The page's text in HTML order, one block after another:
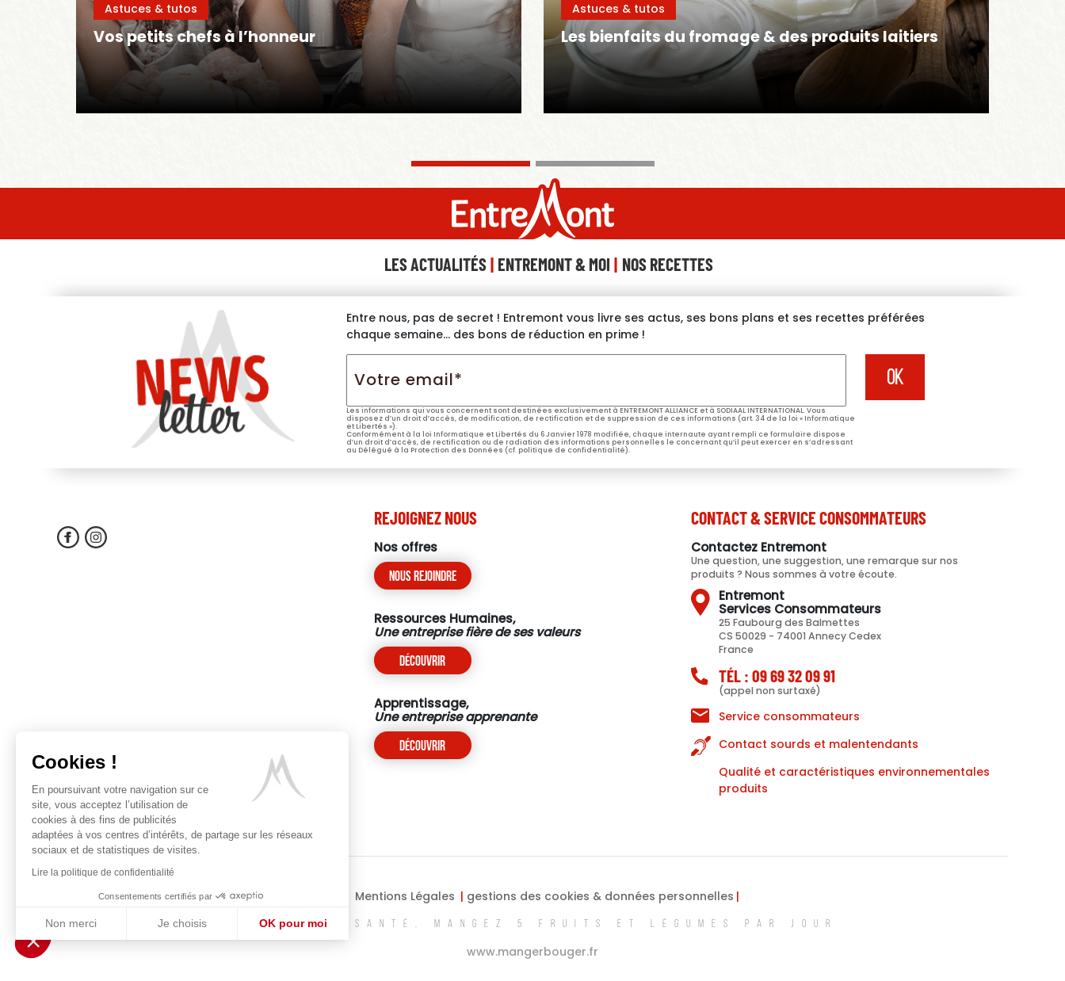
Astuces & tutos
Vos petits chefs à l’honneur
Astuces & tutos
Les bienfaits du fromage & des produits laitiers
LES ACTUALITÉS ENTREMONT & MOI NOS RECETTES
Entre nous, pas de secret ! Entremont vous livre ses actus, ses bons plans et ses recettes préférées
chaque semaine… des bons de réduction en prime !
email*
Les informations qui vous concernent sont destinées exclusivement à ENTREMONT ALLIANCE et à SODIAAL INTERNATIONAL. Vous
disposez d’un droit d’accès, de modification, de rectification et de suppression de ces informations (art. 34 de la loi « Informatique
et Libertés »).
Conformément à la loi Informatique et Libertés du 6 Janvier 1978 modifiée, chaque internaute ayant rempli ce formulaire dispose
d’un droit d’accès, de rectification ou de radiation des informations personnelles le concernant qu’il peut exercer en s’adressant
au Délégué à la Protection des Données (cf. politique de confidentialité).
REJOIGNEZ NOUS
Nos offres
Nous rejoindre
Ressources Humaines,
Une entreprise fière de ses valeurs
Découvrir
Apprentissage,
Une entreprise apprenante
Découvrir
CONTACT & SERVICE CONSOMMATEURS
Contactez Entremont
Une question, une suggestion, une remarque sur nos
produits ? Nous sommes à votre écoute.
Entremont
Services Consommateurs
25 Faubourg des Balmettes
CS 50029 - 74001 Annecy Cedex
France
TÉL : 09 69 32 09 91
(appel non surtaxé)
Service consommateurs
Contact sourds et malentendants
Qualité et caractéristiques environnementales
produits
Mentions Légales gestions des cookies & données personnelles
POUR VOTRE SANTÉ, MANGEZ 5 FRUITS ET LÉGUMES PAR JOUR
www.mangerbouger.fr
Cookies !
En poursuivant votre navigation sur ce
site, vous acceptez l’utilisation de
cookies à des fins de publicités
adaptées à vos centres d’intérêts, de partage sur les réseaux
sociaux et de statistiques de visites.
Lire la politique de confidentialité
Consentements certifiés par
Non merci Je choisis
OK pour moi
Axeptio consent
Plateforme de Gestion du Consentement : Personnalisez vos Options